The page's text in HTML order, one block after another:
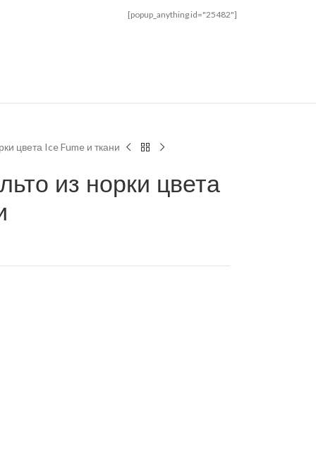
[popup_anything id="25482"]
цвета Ice Fume и ткани
из норки цвета